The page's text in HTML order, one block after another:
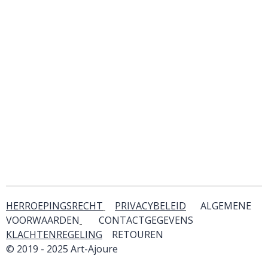
HERROEPINGSRECHT PRIVACYBELEID
ALGEMENE
VOORWAARDEN
CONTACTGEGEVENS
KLACHTENREGELING
RETOUREN
© 2019 - 2025 Art-Ajoure